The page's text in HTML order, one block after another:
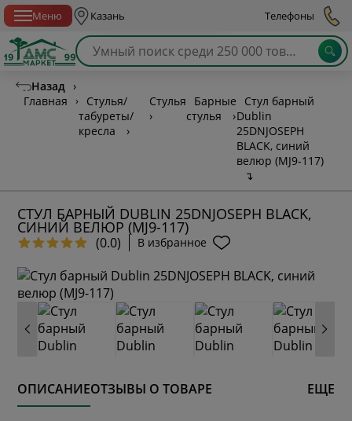
Меню Казань Телефоны
Назад ›
Главная
›
Стулья/
табуреты/
кресла
›
Стулья
›
Барные
стулья
›
Стул барный
Dublin
25DNJOSEPH
BLACK, синий
велюр (MJ9-117)
↴
СТУЛ БАРНЫЙ DUBLIN 25DNJOSEPH BLACK,
СИНИЙ ВЕЛЮР (MJ9-117)
(0.0) В избранное
ОПИСАНИЕОТЗЫВЫ О ТОВАРЕ ЕЩЕ